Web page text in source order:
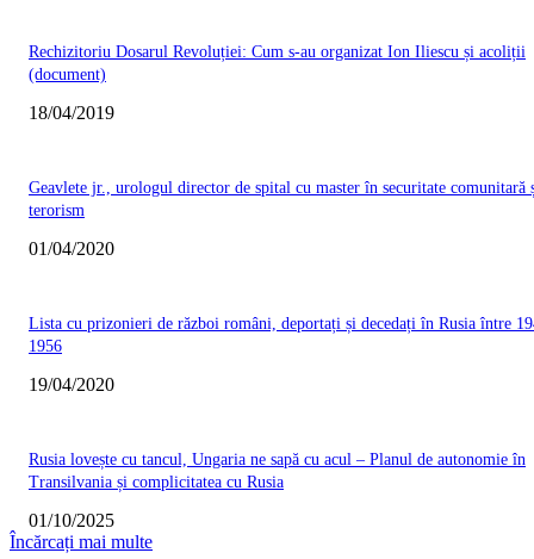
Rechizitoriu Dosarul Revoluției: Cum s-au organizat Ion Iliescu și acoliții
(document)
18/04/2019
Geavlete jr., urologul director de spital cu master în securitate comunitară
terorism
01/04/2020
Lista cu prizonieri de război români, deportați și decedați în Rusia între
1956
19/04/2020
Rusia lovește cu tancul, Ungaria ne sapă cu acul – Planul de autonomie în
Transilvania și complicitatea cu Rusia
01/10/2025
Încărcați mai multe